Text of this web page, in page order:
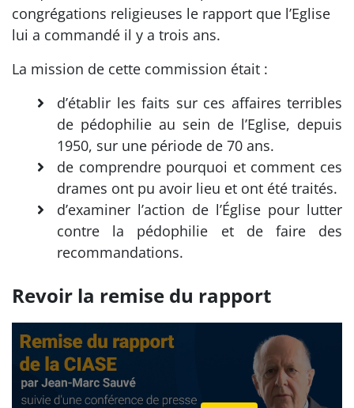
congrégations religieuses le rapport que l’Eglise
lui a commandé il y a trois ans.
La mission de cette commission était :
d’établir les faits sur ces affaires terribles
de pédophilie au sein de l’Eglise, depuis
1950, sur une période de 70 ans.
de comprendre pourquoi et comment ces
drames ont pu avoir lieu et ont été traités.
d’examiner l’action de l’Église pour lutter
contre la pédophilie et de faire des
recommandations.
Revoir la remise du rapport